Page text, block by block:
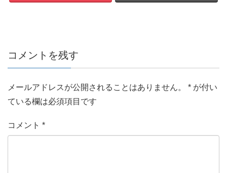
コメントを残す
メールアドレスが公開されることはありません。 * が付い
ている欄は必須項目です
コメント *